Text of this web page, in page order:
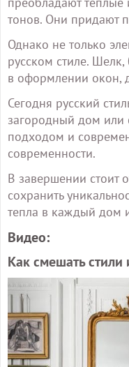
тонов. Они придают
Однако не только
русском стиле.
в оформлении окон,
Сегодня русский
загородный дом или
подходом и
современности.
В завершении стоит
сохранить
тепла в каждый дом
Видео:
Как смешать